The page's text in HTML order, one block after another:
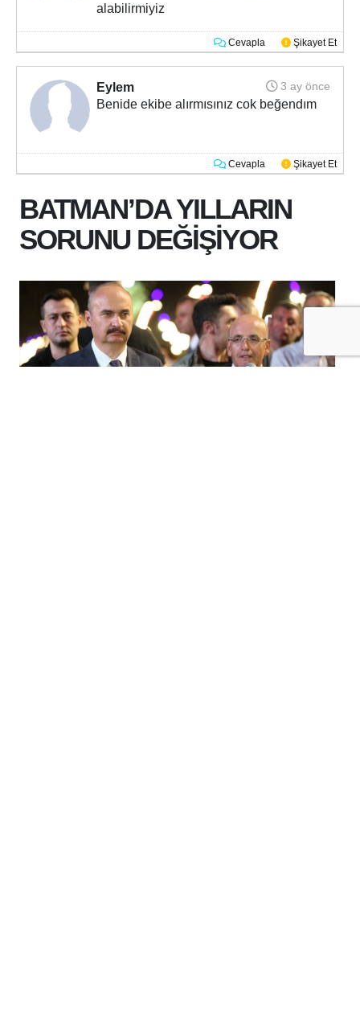
alabilirmiyiz
Cevapla Şikayet Et
Eylem 3 ay önce
Benide ekibe alırmısınız cok beğendım
Cevapla Şikayet Et
BATMAN’DA YILLARIN
SORUNU DEĞİŞİYOR